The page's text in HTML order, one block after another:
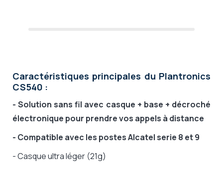
Caractéristiques principales du Plantronics
CS540 :
- Solution sans fil avec casque + base + décroché
électronique pour prendre vos appels à distance
- Compatible avec les postes Alcatel serie 8 et 9
- Casque ultra léger (21g)